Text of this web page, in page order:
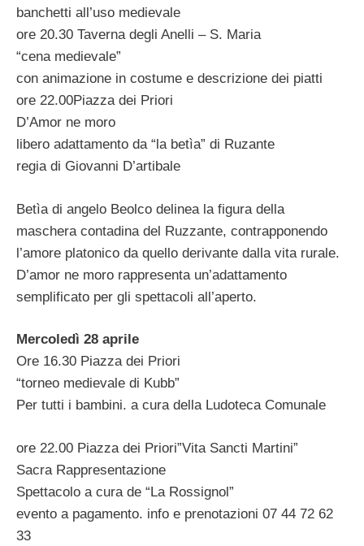
banchetti all’uso medievale
ore 20.30 Taverna degli Anelli – S. Maria
“cena medievale”
con animazione in costume e descrizione dei piatti
ore 22.00Piazza dei Priori
D’Amor ne moro
libero adattamento da “la betìa” di Ruzante
regia di Giovanni D’artibale
Betìa di angelo Beolco delinea la figura della
maschera contadina del Ruzzante, contrapponendo
l’amore platonico da quello derivante dalla vita rurale.
D’amor ne moro rappresenta un’adattamento
semplificato per gli spettacoli all’aperto.
Mercoledì 28 aprile
Ore 16.30 Piazza dei Priori
“torneo medievale di Kubb”
Per tutti i bambini. a cura della Ludoteca Comunale
ore 22.00 Piazza dei Priori”Vita Sancti Martini”
Sacra Rappresentazione
Spettacolo a cura de “La Rossignol”
evento a pagamento. info e prenotazioni 07 44 72 62
33